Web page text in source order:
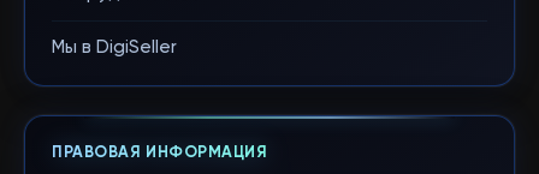
Мы в DigiSeller
ПРАВОВАЯ ИНФОРМАЦИЯ